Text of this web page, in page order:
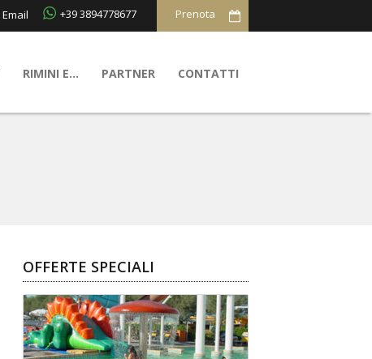
Email +39 3894778677
RIMINI E… PARTNER CONTATTI
OFFERTE SPECIALI